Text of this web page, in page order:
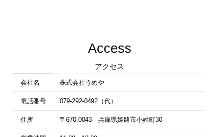
Access
アクセス
会社名 株式会社うめや
電話番号 079-292-0492（代）
住所 〒670-0043 兵庫県姫路市小姓町30